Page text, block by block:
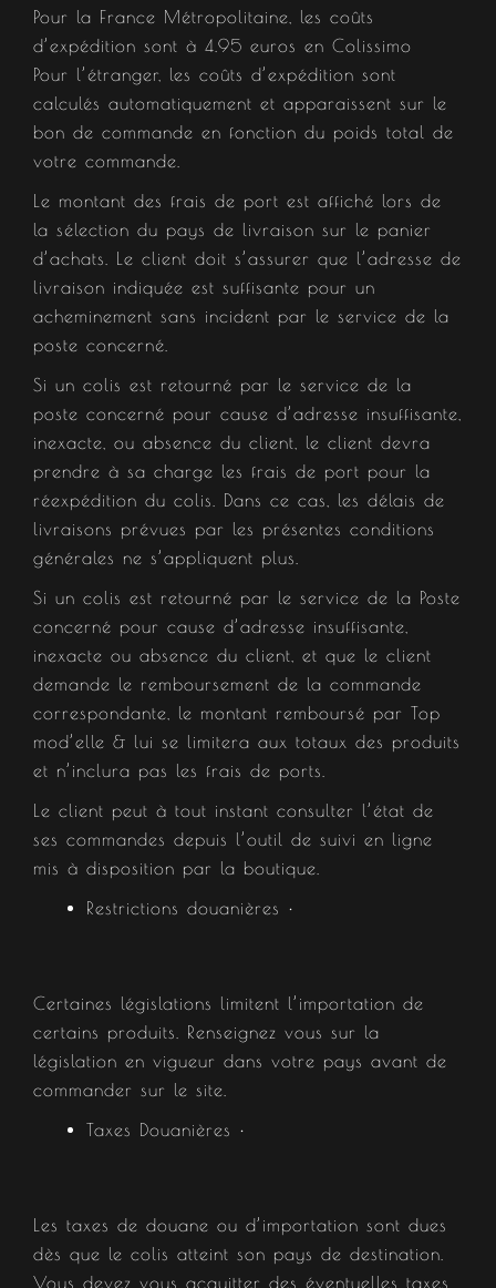
Pour la France Métropolitaine, les coûts
d’expédition sont à 4.95 euros en Colissimo
Pour l’étranger, les coûts d’expédition sont
calculés automatiquement et apparaissent sur le
bon de commande en fonction du poids total de
votre commande.
Le montant des frais de port est affiché lors de
la sélection du pays de livraison sur le panier
d’achats. Le client doit s’assurer que l’adresse de
livraison indiquée est suffisante pour un
acheminement sans incident par le service de la
poste concerné.
Si un colis est retourné par le service de la
poste concerné pour cause d’adresse insuffisante,
inexacte, ou absence du client, le client devra
prendre à sa charge les frais de port pour la
réexpédition du colis. Dans ce cas, les délais de
livraisons prévues par les présentes conditions
générales ne s’appliquent plus.
Si un colis est retourné par le service de la Poste
concerné pour cause d’adresse insuffisante,
inexacte ou absence du client, et que le client
demande le remboursement de la commande
correspondante, le montant remboursé par Top
mod’elle & lui se limitera aux totaux des produits
et n’inclura pas les frais de ports.
Le client peut à tout instant consulter l’état de
ses commandes depuis l’outil de suivi en ligne
mis à disposition par la boutique.
Restrictions douanières •
Certaines législations limitent l’importation de
certains produits. Renseignez vous sur la
législation en vigueur dans votre pays avant de
commander sur le site.
Taxes Douanières •
Les taxes de douane ou d’importation sont dues
dès que le colis atteint son pays de destination.
Vous devez vous acquitter des éventuelles taxes